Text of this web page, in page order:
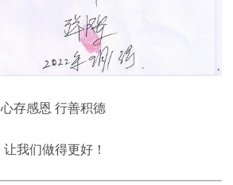
心存感恩 行善积德
让我们做得更好！